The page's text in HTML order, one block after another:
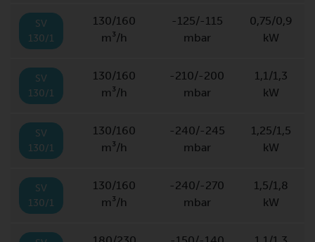
SV
130/1
130/160
m³/h
-125/-115
mbar
0,75/0,9
kW
SV
130/1
130/160
m³/h
-210/-200
mbar
1,1/1,3
kW
SV
130/1
130/160
m³/h
-240/-245
mbar
1,25/1,5
kW
SV
130/1
130/160
m³/h
-240/-270
mbar
1,5/1,8
kW